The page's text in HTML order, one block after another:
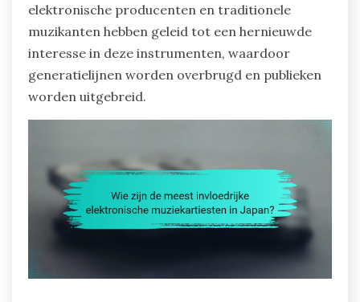
elektronische producenten en traditionele
muzikanten hebben geleid tot een hernieuwde
interesse in deze instrumenten, waardoor
generatielijnen worden overbrugd en publieken
worden uitgebreid.